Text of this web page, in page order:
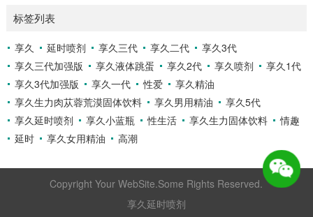
标签列表
享久 延时喷剂 享久三代 享久二代
享久3代
享久三代加强版
享久液体跳蛋 享久2代 享久喷剂
享久1代
享久3代加强版
享久一代 性爱
享久精油
享久生力肉苁蓉荒漠固体饮料
享久男用精油
享久5代
享久延时喷剂
享久小蓝瓶 性生活 享久生力固体饮料
情趣
延时
享久女用精油 高潮
Copyright Your WebSite.Some Rights Reserved.
享久延时喷剂